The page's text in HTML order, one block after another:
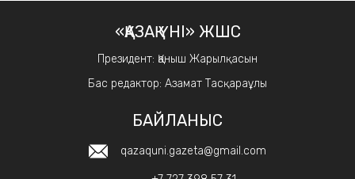
«ҚАЗАҚ ҮНІ» ЖШС
Президент: Қаныш Жарылқасын
Бас редактор: Азамат Тасқараұлы
БАЙЛАНЫС
qazaquni.gazeta@gmail.com